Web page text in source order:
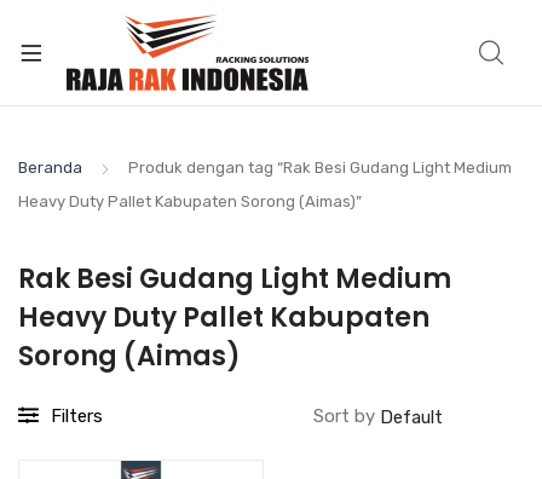
Beranda
Produk dengan tag “Rak Besi Gudang Light Medium
Heavy Duty Pallet Kabupaten Sorong (Aimas)”
Rak Besi Gudang Light Medium
Heavy Duty Pallet Kabupaten
Sorong (Aimas)
Filters Sort by